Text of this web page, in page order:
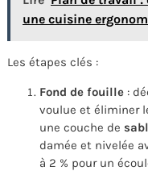
une cuisine
Les étapes clés :
Fond de fouille :
voulue et éliminer
une couche de
damée et nivelée
à 2 % pour un